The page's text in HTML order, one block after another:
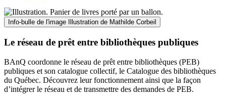
Info-bulle de l'image Illustration de Mathilde Corbeil
Le réseau de prêt entre bibliothèques publiques
BAnQ coordonne le réseau de prêt entre bibliothèques (PEB)
publiques et son catalogue collectif, le Catalogue des bibliothèques
du Québec. Découvrez leur fonctionnement ainsi que la façon
d’intégrer le réseau et de transmettre des demandes de PEB.